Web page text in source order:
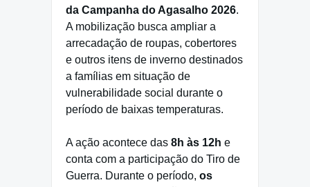
da Campanha do Agasalho 2026.
A mobilização busca ampliar a
arrecadação de roupas, cobertores
e outros itens de inverno destinados
a famílias em situação de
vulnerabilidade social durante o
período de baixas temperaturas.
A ação acontece das 8h às 12h e
conta com a participação do Tiro de
Guerra. Durante o período, os